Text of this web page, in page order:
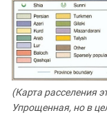
(Карта расселения
Упрощенная, но в